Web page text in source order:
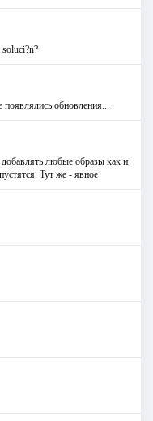
soluci?n?
обновления...
любые образы как и
Тут же - явное